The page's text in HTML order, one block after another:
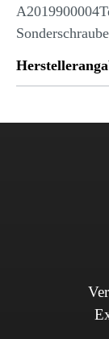
Sonderschraube